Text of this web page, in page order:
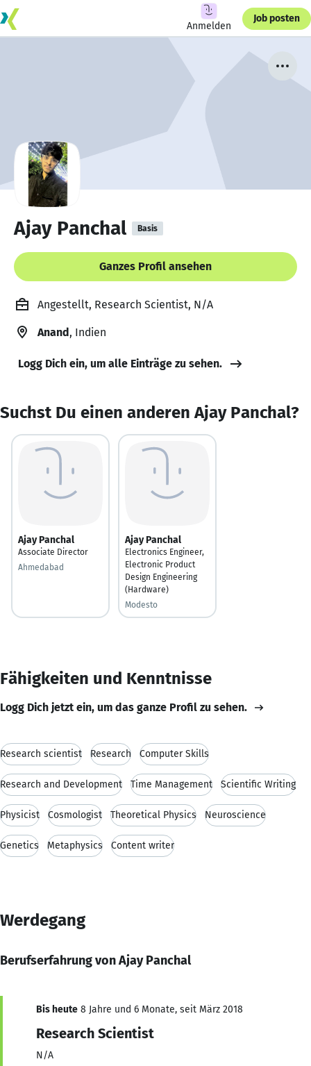
Anmelden
Job posten
Ajay Panchal Basis
Ganzes Profil ansehen
Angestellt, Research Scientist, N/A
Anand, Indien
Logg Dich ein, um alle Einträge zu sehen.
Suchst Du einen anderen Ajay Panchal?
Ajay Panchal
Associate Director
Ahmedabad
Ajay Panchal
Electronics Engineer,
Electronic Product
Design Engineering
(Hardware)
Modesto
Fähigkeiten und Kenntnisse
Logg Dich jetzt ein, um das ganze Profil zu sehen.
Research scientist Research Computer Skills
Research and Development Time Management Scientific Writing
Physicist Cosmologist Theoretical Physics Neuroscience
Genetics Metaphysics Content writer
Werdegang
Berufserfahrung von Ajay Panchal
Bis heute 8 Jahre und 6 Monate, seit März 2018
Research Scientist
N/A